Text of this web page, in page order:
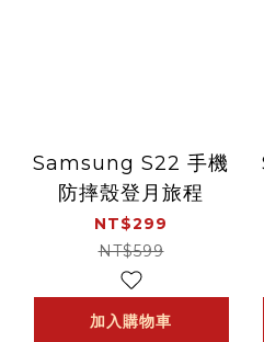
Samsung S22 手機
防摔殼登月旅程
NT$299
NT$599
加入購物車